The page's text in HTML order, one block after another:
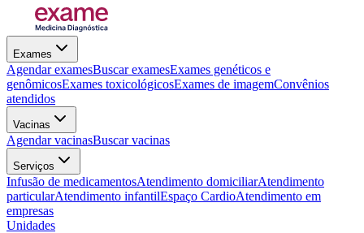
Exames
Agendar examesBuscar examesExames genéticos e
genômicosExames toxicológicosExames de imagemConvênios
atendidos
Vacinas
Agendar vacinasBuscar vacinas
Serviços
Infusão de medicamentosAtendimento domiciliarAtendimento
particularAtendimento infantilEspaço CardioAtendimento em
empresas
Unidades